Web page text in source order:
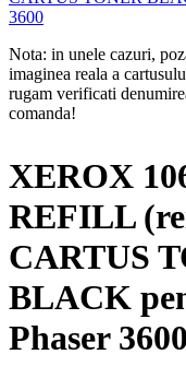
Nota: in unele cazuri,
imaginea reala a
rugam verificati
comanda!
XEROX
REFILL
CARTUS
BLACK
Phaser 3600